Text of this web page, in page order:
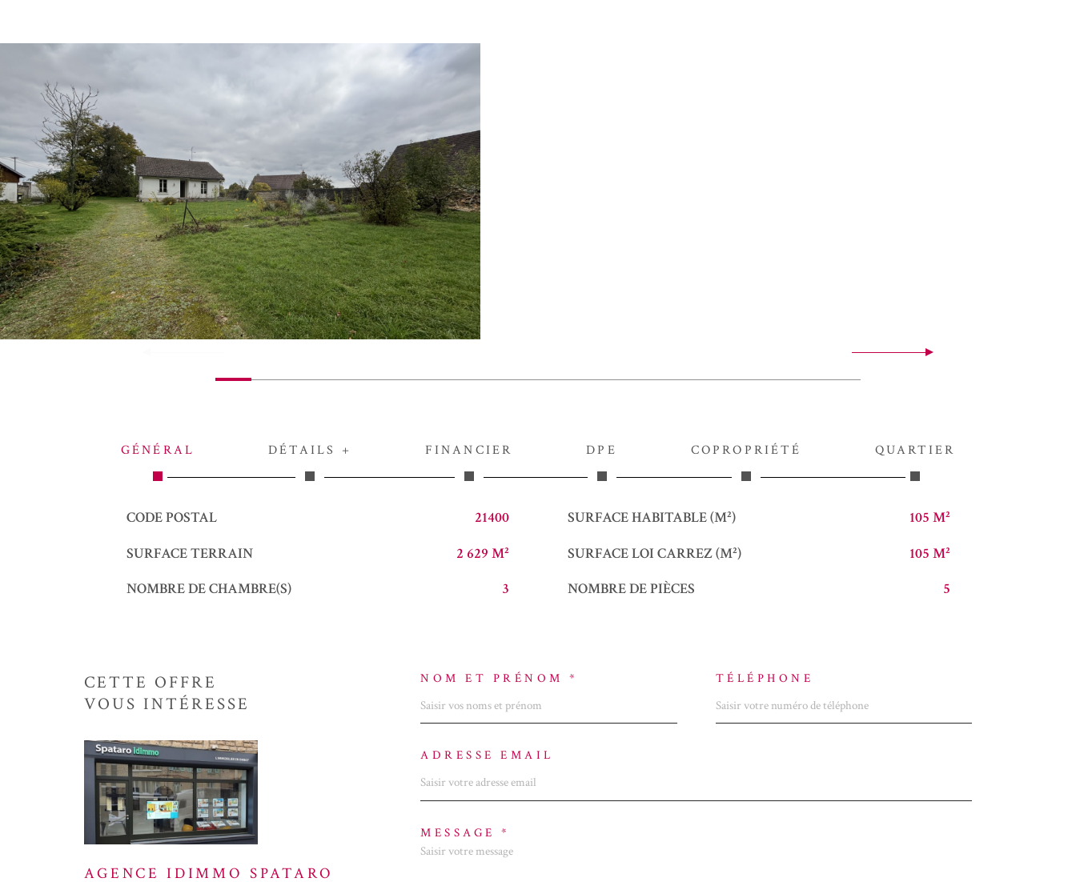
GÉNÉRAL DÉTAILS + FINANCIER DPE COPROPRIÉTÉ QUARTIER
Caractérisque Valeurs
CODE POSTAL 21400 SURFACE HABITABLE (M²)
105 M²
SURFACE TERRAIN
2 629 M² SURFACE LOI CARREZ (M²)
105 M²
NOMBRE DE CHAMBRE(S)
3 NOMBRE DE PIÈCES 5
CETTE OFFRE
VOUS INTÉRESSE
AGENCE IDIMMO SPATARO
NOM ET PRÉNOM * TÉLÉPHONE
ADRESSE EMAIL
MESSAGE *